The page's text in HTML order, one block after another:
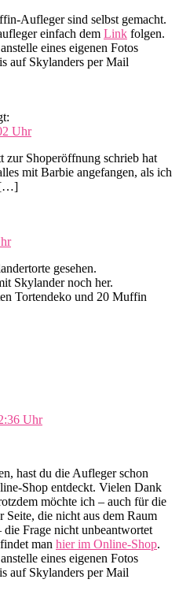
Aufleger sind selbst gemacht.
einfach dem Link folgen.
eines eigenen Fotos
auf Skylanders per Mail
Uhr
Shoperöffnung schrieb hat
mit Barbie angefangen, als ich
[…]
gesehen.
Skylander noch her.
Tortendeko und 20 Muffin
Uhr
hast du die Aufleger schon
Shop entdeckt. Vielen Dank
möchte ich – auch für die
Seite, die nicht aus dem Raum
Frage nicht unbeantwortet
man hier im Online-Shop.
eines eigenen Fotos
auf Skylanders per Mail